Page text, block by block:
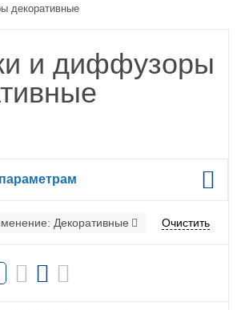
декоративные
и диффузоры
Декоративные Очистить